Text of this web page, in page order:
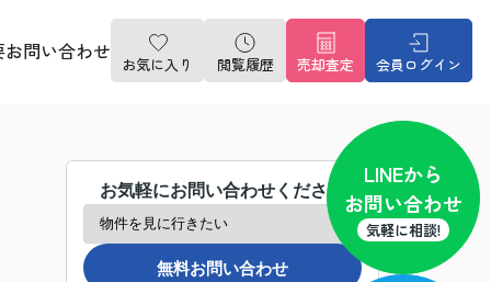
お問い合わせ
お気に入り 閲覧履歴 売却査定 会員ログイン
お気軽にお問い合わせください
無料お問い合わせ
LINEから
お問い合わせ
気軽に相談!